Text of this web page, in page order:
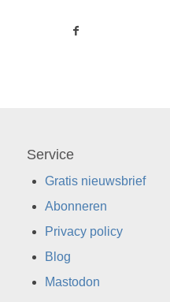
Service
Gratis nieuwsbrief
Abonneren
Privacy policy
Blog
Mastodon